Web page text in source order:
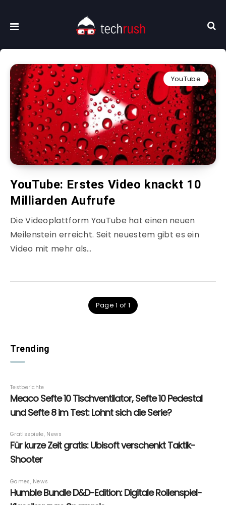
YouTube
YouTube: Erstes Video knackt 10
Milliarden Aufrufe
Die Videoplattform YouTube hat einen neuen
Meilenstein erreicht. Seit neuestem gibt es ein
Video mit mehr als…
Page 1 of 1
Trending